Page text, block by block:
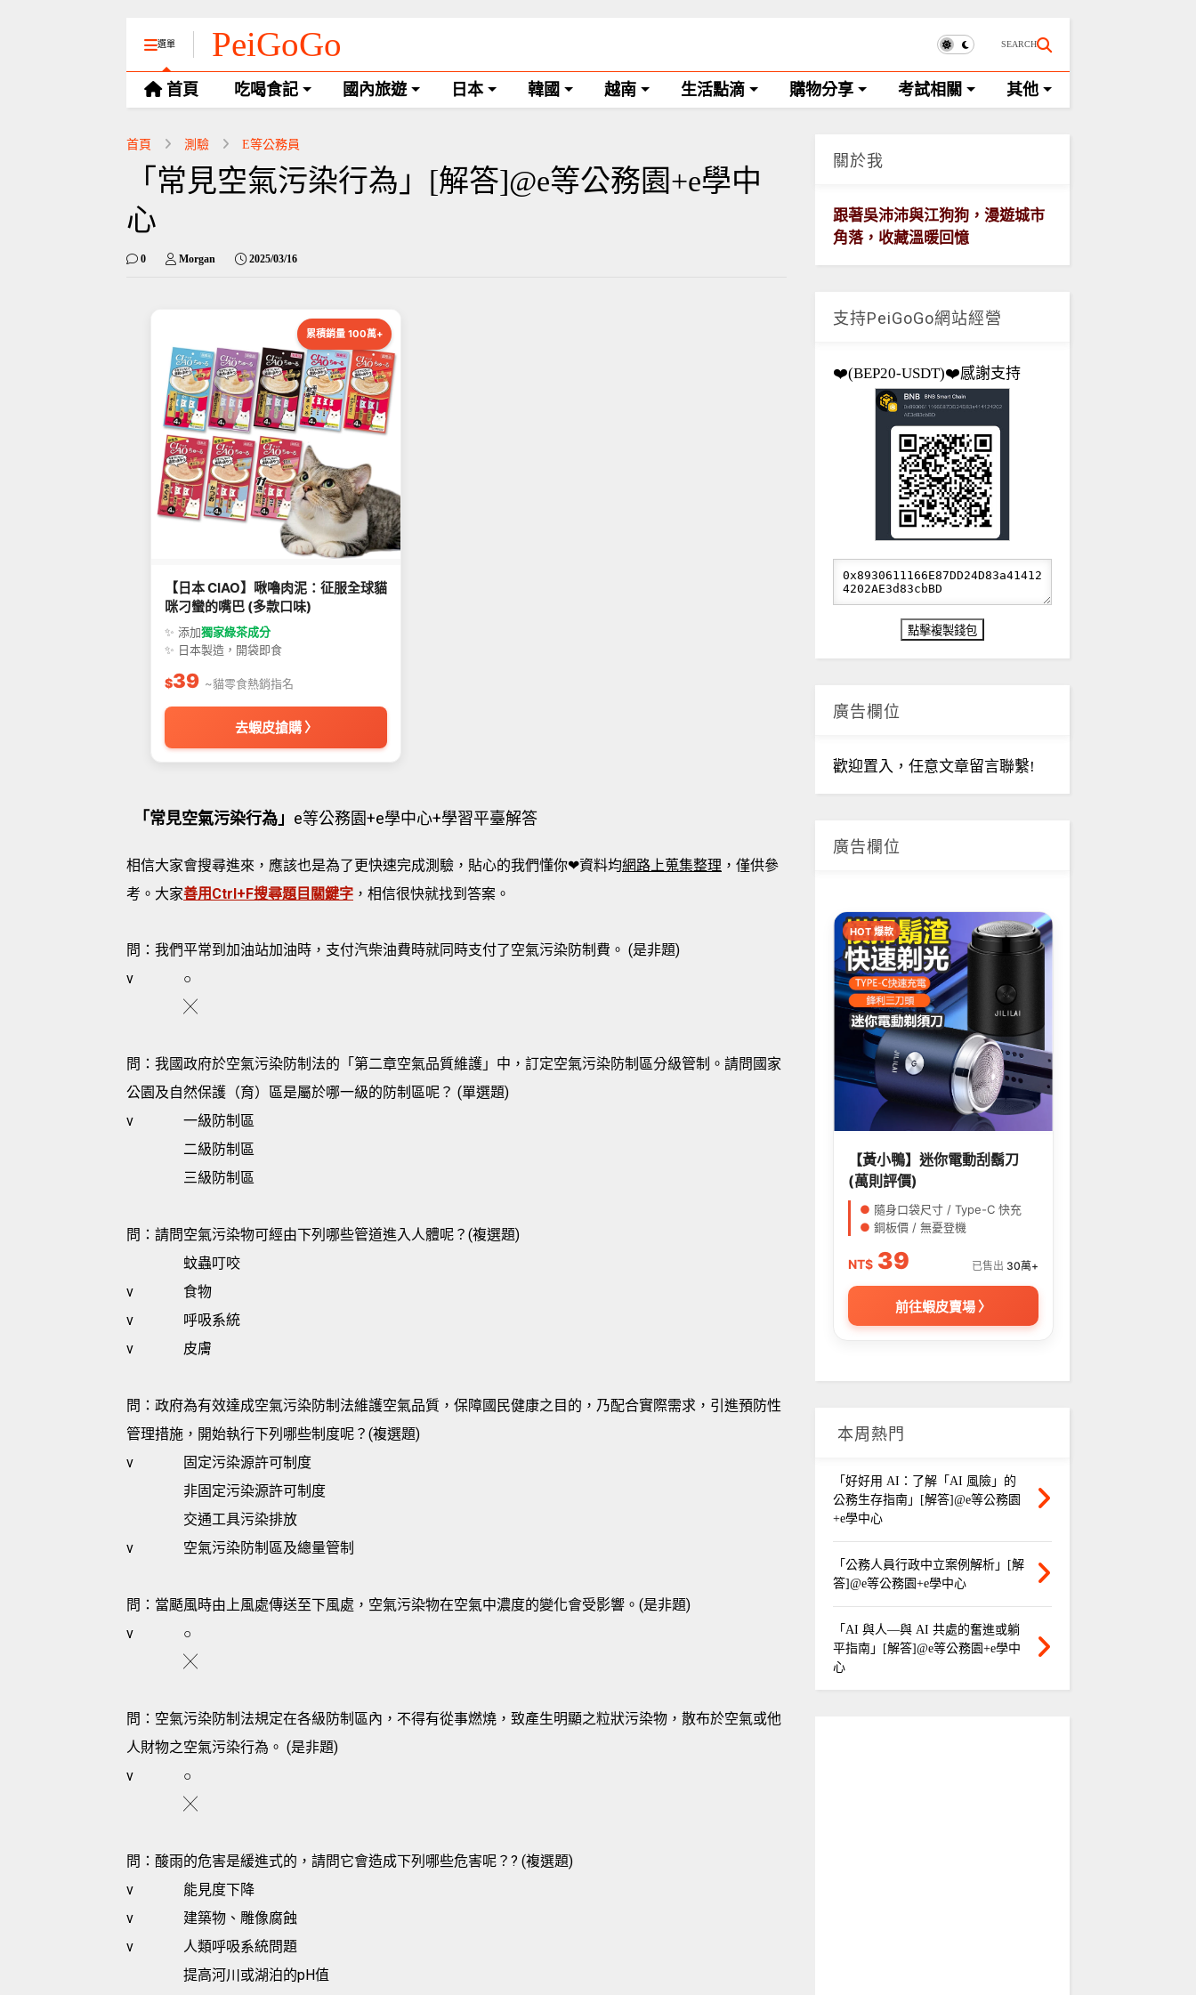
選單 PeiGoGo SEARCH
首頁 吃喝食記 國內旅遊 日本 韓國 越南 生活點滴 購物分享 考試相關 其他
首頁 測驗 E等公務員
「常見空氣污染行為」[解答]@e等公務園+e學中
心
0 Morgan 2025/03/16
累積銷量 100萬+
【日本 CIAO】啾嚕肉泥：征服全球貓
咪刁蠻的嘴巴 (多款口味)
✨ 添加獨家綠茶成分
✨ 日本製造，開袋即食
$39 ~貓零食熱銷指名
去蝦皮搶購 〉
「常見空氣污染行為」 e等公務園+e學中心+學習平臺解答
相信大家會搜尋進來，應該也是為了更快速完成測驗，貼心的我們懂你❤資料均網路上蒐集整理 ，僅供參
考。大家善用Ctrl+F搜尋題目關鍵字 ，相信很快就找到答案。
問：我們平常到加油站加油時，支付汽柴油費時就同時支付了空氣污染防制費。 (是非題)
v
○
╳
問：我國政府於空氣污染防制法的「第二章空氣品質維護」中，訂定空氣污染防制區分級管制。請問國家
公園及自然保護（育）區是屬於哪一級的防制區呢？ (單選題)
v
一級防制區
二級防制區
三級防制區
問：請問空氣污染物可經由下列哪些管道進入人體呢？(複選題)
蚊蟲叮咬
v
食物
v
呼吸系統
v
皮膚
問：政府為有效達成空氣污染防制法維護空氣品質，保障國民健康之目的，乃配合實際需求，引進預防性
管理措施，開始執行下列哪些制度呢？(複選題)
v
固定污染源許可制度
非固定污染源許可制度
交通工具污染排放
v
空氣污染防制區及總量管制
問：當颳風時由上風處傳送至下風處，空氣污染物在空氣中濃度的變化會受影響。(是非題)
v
○
╳
問：空氣污染防制法規定在各級防制區內，不得有從事燃燒，致產生明顯之粒狀污染物，散布於空氣或他
人財物之空氣污染行為。 (是非題)
v
○
╳
問：酸雨的危害是緩進式的，請問它會造成下列哪些危害呢？? (複選題)
v
能見度下降
v
建築物、雕像腐蝕
v
人類呼吸系統問題
提高河川或湖泊的pH值
關於我
跟著吳沛沛與江狗狗，漫遊城市
角落，收藏溫暖回憶
支持PeiGoGo網站經營
❤️(BEP20-USDT)❤️感謝支持
廣告欄位
歡迎置入，任意文章留言聯繫!
廣告欄位
HOT 爆款
【黃小鴨】迷你電動刮鬍刀
(萬則評價)
● 隨身口袋尺寸 / Type-C 快充
● 銅板價 / 無憂登機
NT$ 39 已售出 30萬+
前往蝦皮賣場 〉
本周熱門
「好好用 AI：了解「AI 風險」的
公務生存指南」[解答]@e等公務園
+e學中心
「公務人員行政中立案例解析」[解
答]@e等公務園+e學中心
「AI 與人—與 AI 共處的奮進或躺
平指南」[解答]@e等公務園+e學中
心